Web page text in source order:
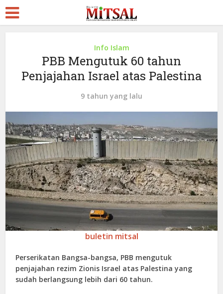
Info Islam
PBB Mengutuk 60 tahun
Penjajahan Israel atas Palestina
9 tahun yang lalu
buletin mitsal
Perserikatan Bangsa-bangsa, PBB mengutuk
penjajahan rezim Zionis Israel atas Palestina yang
sudah berlangsung lebih dari 60 tahun.